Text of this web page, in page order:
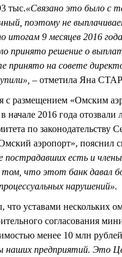
тыс.«Связано это было с
поэтому не
9 месяцев 2016
принято решение о
принято на совете
– отметила Яна
с размещением «Омским
начале 2016 года отозвали
по законодательству
аэропорт», пояснил
пострадавших есть и члены
том, что этот банк давал
нарушений».
что уставами нескольких
согласования
менее 10 млн
наших предприятий. Это